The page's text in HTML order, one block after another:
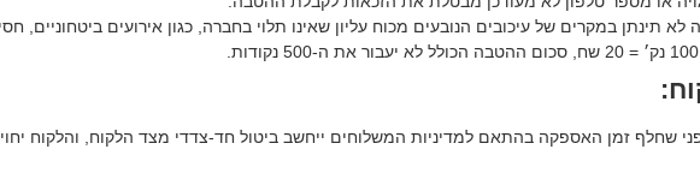
תינתן במקרים של עיכובים הנובעים מכוח עליון שאינו תלוי בחברה, כגון אירועים ביטחוניים,
שחלף זמן האספקה בהתאם למדיניות המשלוחים ייחשב ביטול חד-צדדי מצד הלקוח, והלקוח